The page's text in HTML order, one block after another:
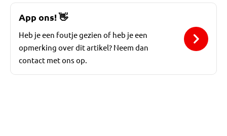
App ons!👋
Heb je een foutje gezien of heb je een
opmerking over dit artikel? Neem dan
contact met ons op.